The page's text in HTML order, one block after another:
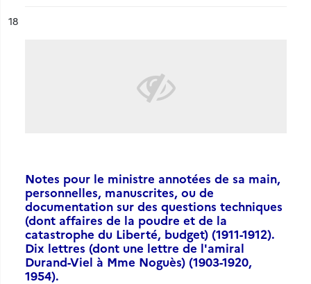
n°
18
Notes pour le ministre annotées de sa main,
personnelles, manuscrites, ou de
documentation sur des questions techniques
(dont affaires de la poudre et de la
catastrophe du Liberté, budget) (1911-1912).
Dix lettres (dont une lettre de l'amiral
Durand-Viel à Mme Noguès) (1903-1920,
1954).